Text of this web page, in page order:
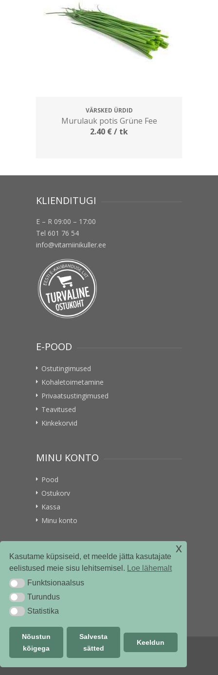
Kasutame küpsiseid, et meelde jätta kasutajate
eelistused meie sisu lehitsemisel. Loe lähemalt
Funktsionaalsus
Funktsionaalsus
TurundusTurundus
StatistikaStatistika
Nõustun
kõigega
Salvesta
sätted
Keeldun
x
VÄRSKED ÜRDID
Murulauk potis Grüne Fee
2.40 €/ tk
KLIENDITUGI
E – R 09:00 – 17:00
Tel 601 76 54
info@vitamiinikuller.ee
E-POOD
Ostutingimused
Kohaletoimetamine
Privaatsustingimused
Teavitused
Kinkekorvid
MINU KONTO
Pood
Ostukorv
Kassa
Minu konto
VITAMIINIKULLER.EE
© vitamiinikuller.ee 2018